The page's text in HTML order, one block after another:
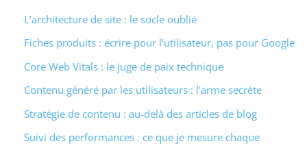
L’architecture de site : le socle oublié
Fiches produits : écrire pour l’utilisateur, pas pour Google
Core Web Vitals : le juge de paix technique
Contenu généré par les utilisateurs : l’arme secrète
Stratégie de contenu : au-delà des articles de blog
Suivi des performances : ce que je mesure chaque